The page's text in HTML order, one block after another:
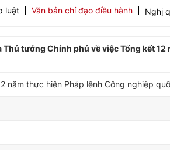
luật Văn bản chỉ đạo điều hành Nghị
tướng Chính phủ về việc Tổng kết
năm thực hiện Pháp lệnh Công nghiệp